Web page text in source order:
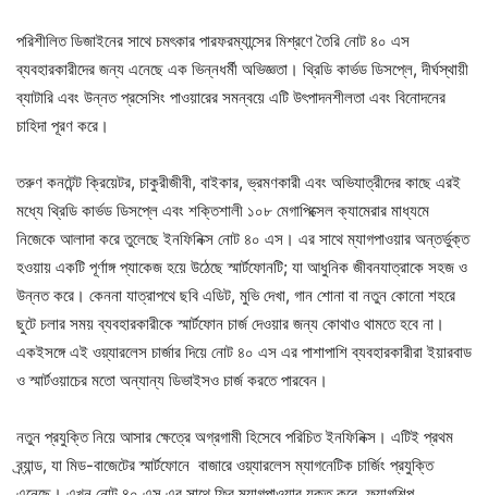
পরিশীলিত ডিজাইনের সাথে চমৎকার পারফরম্যান্সের মিশ্রণে তৈরি নোট ৪০ এস
ব্যবহারকারীদের জন্য এনেছে এক ভিন্নধর্মী অভিজ্ঞতা। থ্রিডি কার্ভড ডিসপ্লে, দীর্ঘস্থায়ী
ব্যাটারি এবং উন্নত প্রসেসিং পাওয়ারের সমন্বয়ে এটি উৎপাদনশীলতা এবং বিনোদনের
চাহিদা পূরণ করে।
তরুণ কনটেন্ট ক্রিয়েটর, চাকুরীজীবী, বাইকার, ভ্রমণকারী এবং অভিযাত্রীদের কাছে এরই
মধ্যে থ্রিডি কার্ভড ডিসপ্লে এবং শক্তিশালী ১০৮ মেগাপিক্সেল ক্যামেরার মাধ্যমে
নিজেকে আলাদা করে তুলেছে ইনফিনিক্স নোট ৪০ এস। এর সাথে ম্যাগপাওয়ার অন্তর্ভুক্ত
হওয়ায় একটি পূর্ণাঙ্গ প্যাকেজ হয়ে উঠেছে স্মার্টফোনটি; যা আধুনিক জীবনযাত্রাকে সহজ ও
উন্নত করে। কেননা যাত্রাপথে ছবি এডিট, মুভি দেখা, গান শোনা বা নতুন কোনো শহরে
ছুটে চলার সময় ব্যবহারকারীকে স্মার্টফোন চার্জ দেওয়ার জন্য কোথাও থামতে হবে না।
একইসঙ্গে এই ওয়্যারলেস চার্জার দিয়ে নোট ৪০ এস এর পাশাপাশি ব্যবহারকারীরা ইয়ারবাড
ও স্মার্টওয়াচের মতো অন্যান্য ডিভাইসও চার্জ করতে পারবেন।
নতুন প্রযুক্তি নিয়ে আসার ক্ষেত্রে অগ্রগামী হিসেবে পরিচিত ইনফিনিক্স। এটিই প্রথম
ব্র্যান্ড, যা মিড-বাজেটের স্মার্টফোনে বাজারে ওয়্যারলেস ম্যাগনেটিক চার্জিং প্রযুক্তি